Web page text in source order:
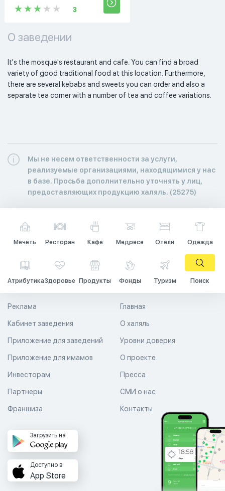
3
О заведении
It's the mosque's restaurant and cafe. You can find a broad
variety of good traditional food at this location. Furthermore,
there are several kebabs and sweets you can order and also a
separate tea corner with a number of tea and coffee variations.
Мы не несем ответственности за услуги,
реализуемые организациями, находящимися у нас
в базе. Просьба дополнительно уточнять у лиц,
предоставляющих продукцию халяль. (25275)
Мечеть Ресторан Кафе Медресе Отели Одежда
АтрибутикаЗдоровье Продукты Фонды Туризм Поиск
Главная
О халяль
Уровни доверия
Реклама
Кабинет заведения
Приложение для заведений
Приложение для имамов О проекте
Пресса
СМИ о нас
Контакты
Инвесторам
Партнеры
Франшиза
Загрузить на
Доступно в
App Store